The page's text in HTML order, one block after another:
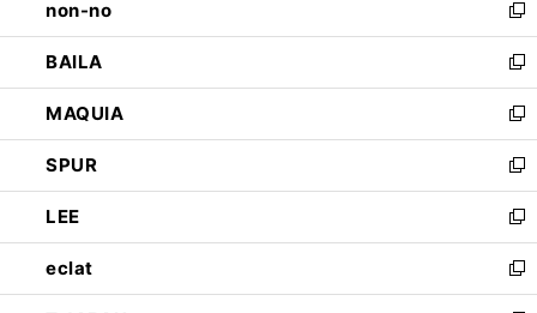
く
で
開
く
い
ウ
ィ
ン
ド
ウ
で
開
く
non-no
新
し
い
ウ
ィ
ン
ド
ウ
で
開
く
BAILA
新
し
い
ウ
ィ
ン
ド
ウ
で
開
MAQUIA
新
し
い
ウ
ィ
ン
ド
ウ
SPUR
新
し
い
ウ
ィ
ン
LEE
新
し
い
ウ
eclat
新
し